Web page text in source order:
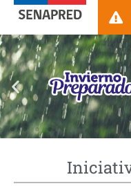
contenido